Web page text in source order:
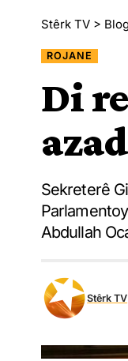
Stêrk TV > Blog
ROJANE
Di
Sekreterê
Abdullah
Stêrk TV